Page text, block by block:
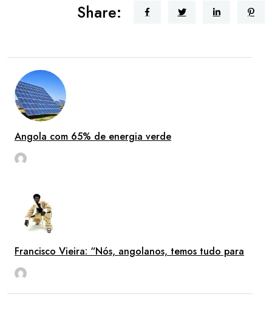
Share:
Angola com 65% de energia verde
Francisco Vieira: “Nós, angolanos, temos tudo para